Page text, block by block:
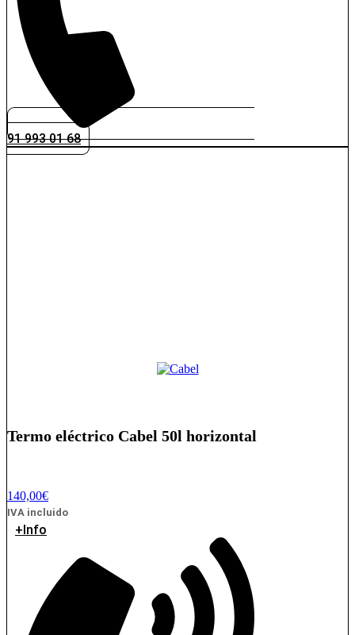
91 993 01 68
Termo eléctrico Cabel 50l horizontal
140,00€
IVA incluido
+Info